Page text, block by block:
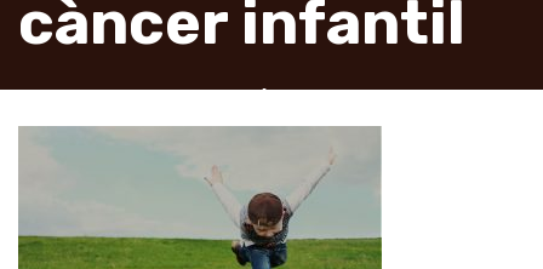
càncer infantil
La xocolatada solidària